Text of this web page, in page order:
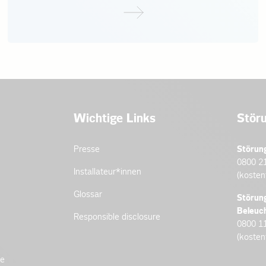
Wichtige Links
Presse
Installateur­*innen
Glossar
Responsible disclosure
0800
0800